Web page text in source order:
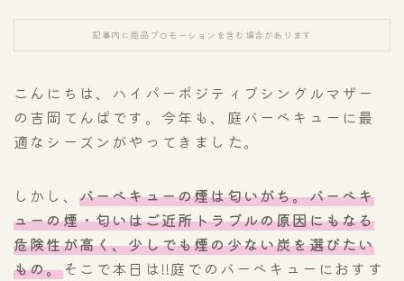
記事内に商品プロモーションを含む場合があります
こんにちは、ハイパーポジティブシングルマザー
の吉岡てんぱです。今年も、庭バーベキューに最
適なシーズンがやってきました。
しかし、 バーベキューの煙は匂いがち。バーベキ
ューの煙・匂いはご近所トラブルの原因にもなる
危険性が高く、少しでも煙の少ない炭を選びたい
もの。そこで本日は!!庭でのバーベキューにおすす